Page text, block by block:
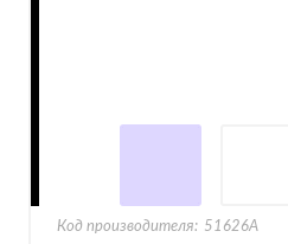
Код производителя: 51626A